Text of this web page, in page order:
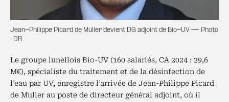
Jean-Philippe Picard de Muller devient DG adjoint de Bio-UV — Photo
: DR
Le groupe lunellois Bio-UV (160 salariés, CA 2024 : 39,6
M€), spécialiste du traitement et de la désinfection de
l’eau par UV, enregistre l’arrivée de Jean-Philippe Picard
de Muller au poste de directeur général adjoint, où il